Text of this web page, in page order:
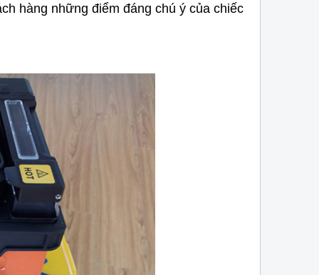
hàng những điểm đáng chú ý của chiếc